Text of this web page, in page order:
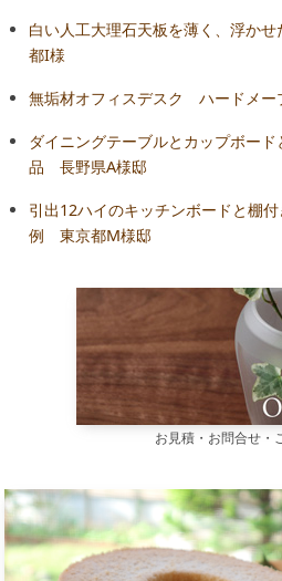
白い人工大理石天板を薄く、浮か
都I様
無垢材オフィスデスク ハードメー
ダイニングテーブルとカップボー
品 長野県A様邸
引出12ハイのキッチンボードと棚
例 東京都M様邸
お見積・お問合せ・